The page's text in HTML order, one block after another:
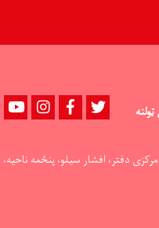
YoutubeinstagramFacebook Twitter
دفتر، افشار سیلو، پنځمه ناحیه،